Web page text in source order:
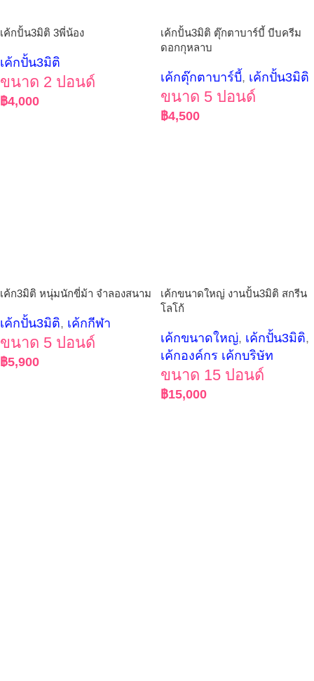
เค้กปั้น3มิติ 3พี่น้อง
เค้กปั้น3มิติ
ขนาด 2 ปอนด์
฿4,000
เค้กปั้น3มิติ ตุ๊กตาบาร์บี้ บีบครีม
ดอกกุหลาบ
เค้กตุ๊กตาบาร์บี้, เค้กปั้น3มิติ
ขนาด 5 ปอนด์
฿4,500
เค้ก3มิติ หนุ่มนักขี่ม้า จำลองสนาม
เค้กปั้น3มิติ, เค้กกีฬา
ขนาด 5 ปอนด์
฿5,900
เค้กขนาดใหญ่ งานปั้น3มิติ สกรีน
โลโก้
เค้กขนาดใหญ่, เค้กปั้น3มิติ,
เค้กองค์กร เค้กบริษัท
ขนาด 15 ปอนด์
฿15,000